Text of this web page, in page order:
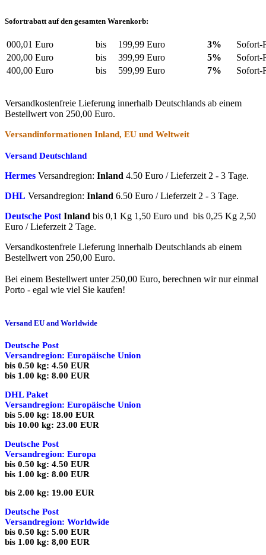
Sofortrabatt auf den gesamten Warenkorb:
000,01 Euro bis 199,99 Euro 3%
Sofort-
200,00 Euro
bis 399,99 Euro 5%
Sofort-
400,00 Euro
bis 599,99 Euro 7% Sofort-
Versandkostenfreie Lieferung innerhalb Deutschlands ab einem
Bestellwert von 250,00 Euro.
Versandinformationen Inland, EU und Weltweit
Versand Deutschland
Hermes Versandregion: Inland 4.50 Euro / Lieferzeit 2 - 3 Tage.
DHL Versandregion: Inland 6.50 Euro / Lieferzeit 2 - 3 Tage.
Deutsche PostInland bis 0,1 Kg 1,50 Euro und bis 0,25 Kg 2,50
Euro / Lieferzeit 2 Tage.
Versandkostenfreie Lieferung innerhalb Deutschlands ab einem
Bestellwert von 250,00 Euro.
Bei einem Bestellwert unter 250,00 Euro, berechnen wir nur einmal
Porto - egal wie viel Sie kaufen!
Versand EU and Worldwide
Deutsche Post
Versandregion: Europäische Union
bis 0.50 kg: 4.50 EUR
bis 1.00 kg: 8.00 EUR
DHL Paket
Versandregion: Europäische Union
bis 5.00 kg: 18.00 EUR
bis 10.00 kg: 23.00 EUR
Deutsche Post
Versandregion: Europa
bis 0.50 kg: 4.50 EUR
bis 1.00 kg: 8.00 EUR
bis 2.00 kg: 19.00 EUR
Deutsche Post
Versandregion: Worldwide
bis 0.50 kg: 5.00 EUR
bis 1.00 kg: 8,00 EUR